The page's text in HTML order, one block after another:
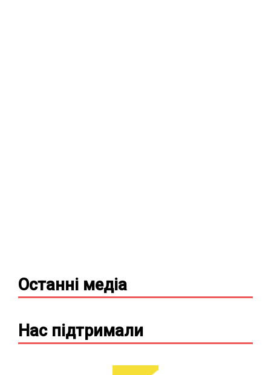
Останні медіа
Нас підтримали